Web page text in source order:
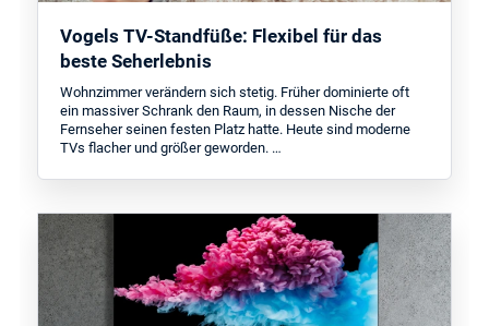
Vogels TV-Standfüße: Flexibel für das
beste Seherlebnis
Wohnzimmer verändern sich stetig. Früher dominierte oft
ein massiver Schrank den Raum, in dessen Nische der
Fernseher seinen festen Platz hatte. Heute sind moderne
TVs flacher und größer geworden. …